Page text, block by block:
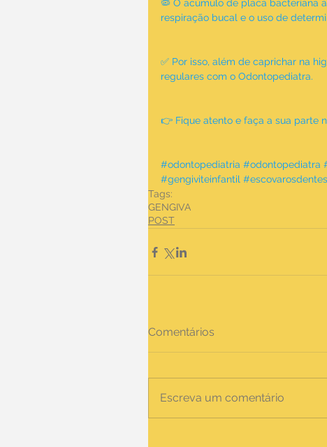
🦠 O acúmulo de placa bacteriana
respiração bucal e o uso de
✅ Por isso, além de caprichar na
regulares com o Odontopediatra.
👉 Fique atento e faça a sua parte
#odontopediatria #odontopediatra
#gengiviteinfantil
Tags:
GENGIVA
POST
Comentários
Escreva um comentário